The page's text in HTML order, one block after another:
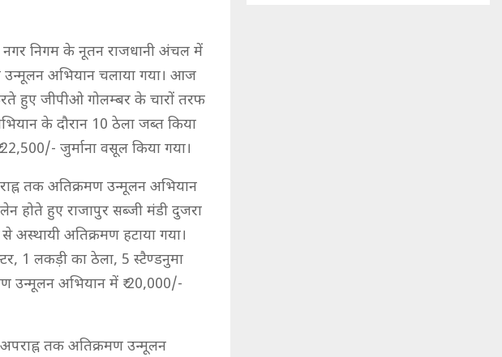
नगर निगम के नूतन राजधानी अंचल में
उन्मूलन अभियान चलाया गया। आज
हुए जीपीओ गोलम्बर के चारों तरफ
के दौरान 10 ठेला जब्त किया
जुर्माना वसूल किया गया।
तक अतिक्रमण उन्मूलन अभियान
होते हुए राजापुर सब्जी मंडी दुजरा
अस्थायी अतिक्रमण हटाया गया।
1 लकड़ी का ठेला, 5 स्टैण्डनुमा
उन्मूलन अभियान में ₹ 20,000/-
तक अतिक्रमण उन्मूलन